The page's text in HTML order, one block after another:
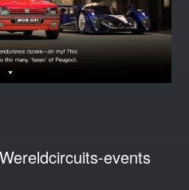
events